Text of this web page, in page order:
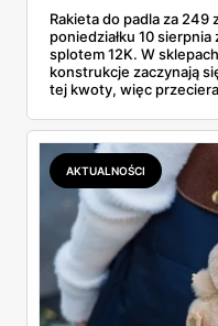
Rakieta do padla za 249
poniedziałku 10
splotem 12K. W
konstrukcje zaczynają
tej kwoty, więc
najszybciej rosnący
lawinowo, a chętnych
dokładnie dostajemy za
faktycznie wystarczy.
AKTUALNOŚCI